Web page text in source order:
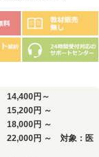
14,400円～
15,200円 ～
18,000円 ～
22,000円 ～ 対象：医